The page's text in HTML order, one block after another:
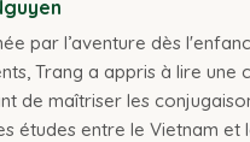
par l’aventure dès
Trang a appris à lire une
de maîtriser les
études entre le Vietnam et